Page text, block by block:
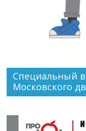
Специальный
Московского